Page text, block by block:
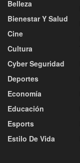
Belleza
Bienestar Y Salud
Cine
Cultura
Cyber Seguridad
Deportes
Economía
Educación
Esports
Estilo De Vida